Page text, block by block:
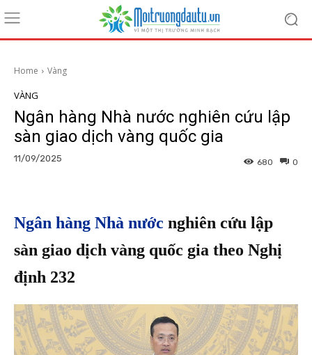
Home Vàng
VÀNG
Ngân hàng Nhà nước nghiên cứu lập
sàn giao dịch vàng quốc gia
11/09/2025 0
680
Ngân hàng Nhà nước nghiên cứu lập
sàn giao dịch vàng quốc gia theo Nghị
định 232